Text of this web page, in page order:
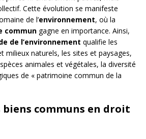
Cette évolution se manifeste
de l’environnement, où la
commun gagne en importance. Ainsi,
de l’environnement qualifie les
milieux naturels, les sites et paysages,
animales et végétales, la diversité
de « patrimoine commun de la
biens communs en droit